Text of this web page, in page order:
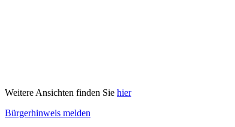
Weitere Ansichten finden Sie hier
Bürgerhinweis melden